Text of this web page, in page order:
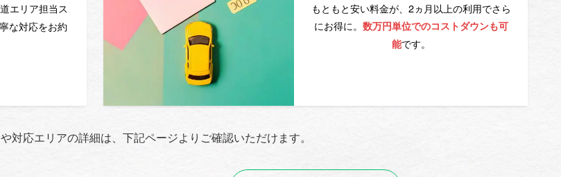
エリア担当ス
な対応をお約
もともと安い料金が、2ヵ月以上の利用でさら
にお得に。 数万円単位でのコストダウンも可
能です。
対応エリアの詳細は、下記ページよりご確認いただけます。